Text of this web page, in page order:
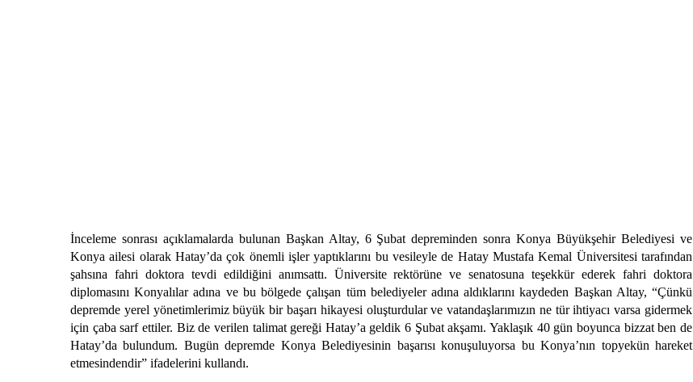
İnceleme sonrası açıklamalarda bulunan Başkan Altay, 6 Şubat depreminden sonra Konya Büyükşehir Belediyesi ve
Konya ailesi olarak Hatay’da çok önemli işler yaptıklarını bu vesileyle de Hatay Mustafa Kemal Üniversitesi tarafından
şahsına fahri doktora tevdi edildiğini anımsattı. Üniversite rektörüne ve senatosuna teşekkür ederek fahri doktora
diplomasını Konyalılar adına ve bu bölgede çalışan tüm belediyeler adına aldıklarını kaydeden Başkan Altay, “Çünkü
depremde yerel yönetimlerimiz büyük bir başarı hikayesi oluşturdular ve vatandaşlarımızın ne tür ihtiyacı varsa gidermek
için çaba sarf ettiler. Biz de verilen talimat gereği Hatay’a geldik 6 Şubat akşamı. Yaklaşık 40 gün boyunca bizzat ben de
Hatay’da bulundum. Bugün depremde Konya Belediyesinin başarısı konuşuluyorsa bu Konya’nın topyekün hareket
etmesindendir” ifadelerini kullandı.